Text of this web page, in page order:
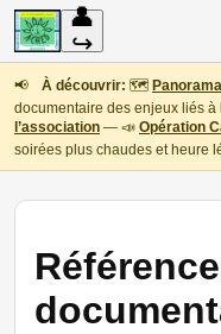
👤
↪
📢 À découvrir: 🗺️
documentaire des enjeux liés
l’association — 📣 Opération
soirées plus chaudes et heure